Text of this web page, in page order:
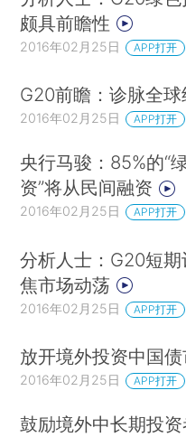
颇具前瞻性
2016年02月25日 APP打开
G20前瞻：诊脉全球
2016年02月25日 APP打开
央行马骏：85%的“
资”将从民间融资
2016年02月25日 APP打开
分析人士：G20短
焦市场动荡
2016年02月25日 APP打开
放开境外投资中国
2016年02月25日 APP打开
鼓励境外中长期投